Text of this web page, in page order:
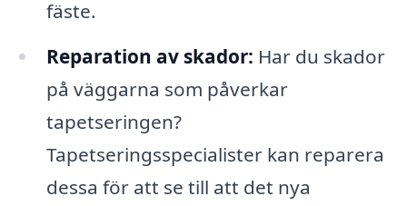
fäste.
Reparation av skador: Har du skador
på väggarna som påverkar
tapetseringen?
Tapetseringsspecialister kan reparera
dessa för att se till att det nya